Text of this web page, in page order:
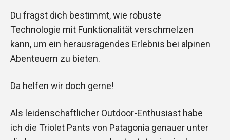
Du fragst dich bestimmt, wie robuste
Technologie mit Funktionalität verschmelzen
kann, um ein herausragendes Erlebnis bei alpinen
Abenteuern zu bieten.
Da helfen wir doch gerne!
Als leidenschaftlicher Outdoor-Enthusiast habe
ich die Triolet Pants von Patagonia genauer unter